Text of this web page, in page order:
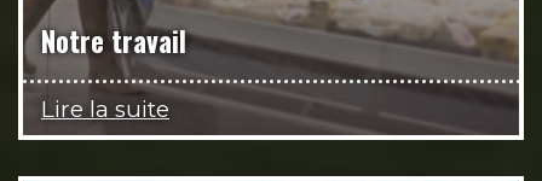
Notre travail
Lire la suite